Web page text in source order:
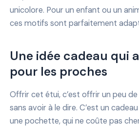
unicolore. Pour un enfant ou un
ces motifs sont parfaitement
Une idée cadeau qui
pour les proches
Offrir cet étui, c’est offrir un peu
sans avoir à le dire. C’est un
une pochette, qui ne coûte pas